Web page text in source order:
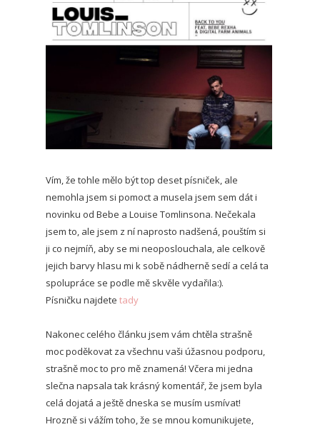
Vím, že tohle mělo být top deset písniček, ale
nemohla jsem si pomoct a musela jsem sem dát i
novinku od Bebe a Louise Tomlinsona. Nečekala
jsem to, ale jsem z ní naprosto nadšená, pouštím si
ji co nejmíň, aby se mi neoposlouchala, ale celkově
jejich barvy hlasu mi k sobě nádherně sedí a celá ta
spolupráce se podle mě skvěle vydařila:).
Písničku najdete tady
Nakonec celého článku jsem vám chtěla strašně
moc poděkovat za všechnu vaši úžasnou podporu,
strašně moc to pro mě znamená! Včera mi jedna
slečna napsala tak krásný komentář, že jsem byla
celá dojatá a ještě dneska se musím usmívat!
Hrozně si vážím toho, že se mnou komunikujete,